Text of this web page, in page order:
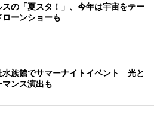
の「夏スタ！」、今年は宇宙をテー
ーンショーも
水族館でサマーナイトイベント 光と
ンス演出も